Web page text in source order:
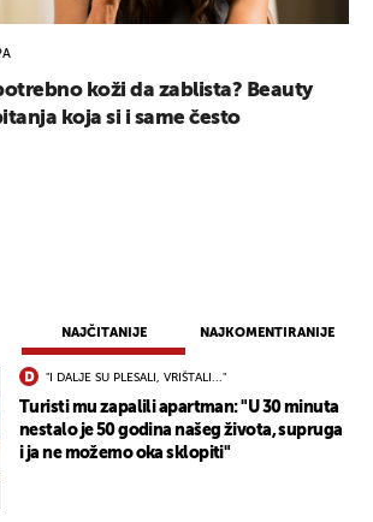
NAJČITANIJE NAJKOMENTIRANIJE
"I DALJE SU PLESALI, VRIŠTALI..."
Turisti mu zapalili apartman: "U 30 minuta
nestalo je 50 godina našeg života, supruga
i ja ne možemo oka sklopiti"
koži da zablista? Beauty
koja si i same često